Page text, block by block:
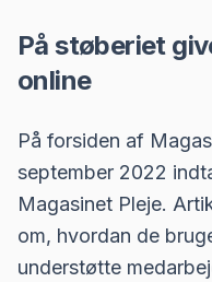
På støberiet
online
På forsiden af
september 2022
Magasinet Pleje.
om, hvordan de
understøtte